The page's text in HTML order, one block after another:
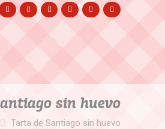
sin huevo
Tarta de Santiago sin huevo